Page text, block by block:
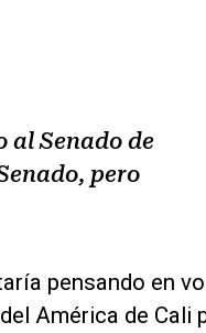
al Senado de
pero
pensando en
América de Cali